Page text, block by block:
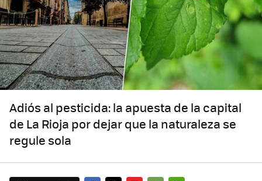
Adiós al pesticida: la apuesta de la capital
de La Rioja por dejar que la naturaleza se
regule sola